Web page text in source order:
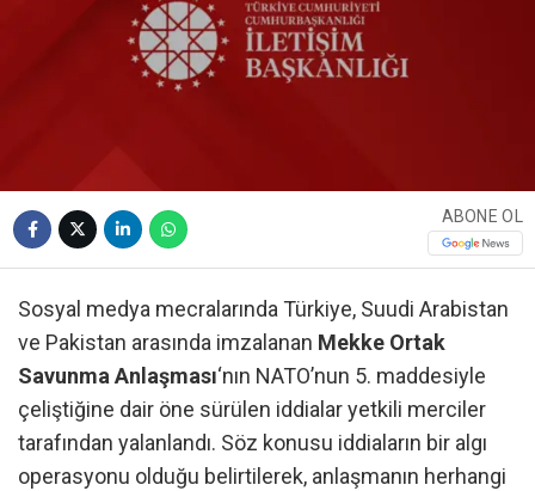
ABONE OL
Sosyal medya mecralarında Türkiye, Suudi Arabistan
ve Pakistan arasında imzalanan Mekke Ortak
Savunma Anlaşması‘nın NATO’nun 5. maddesiyle
çeliştiğine dair öne sürülen iddialar yetkili merciler
tarafından yalanlandı. Söz konusu iddiaların bir algı
operasyonu olduğu belirtilerek, anlaşmanın herhangi